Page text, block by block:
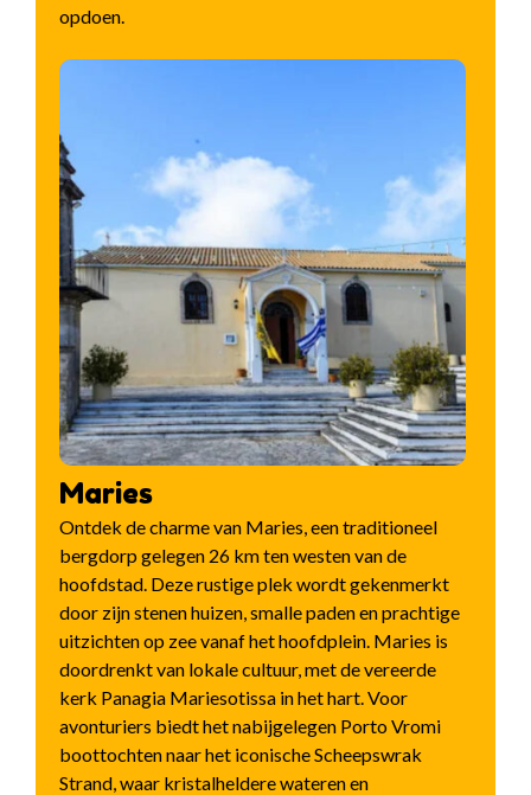
opdoen.
Maries
Ontdek de charme van Maries, een traditioneel
bergdorp gelegen 26 km ten westen van de
hoofdstad. Deze rustige plek wordt gekenmerkt
door zijn stenen huizen, smalle paden en prachtige
uitzichten op zee vanaf het hoofdplein. Maries is
doordrenkt van lokale cultuur, met de vereerde
kerk Panagia Mariesotissa in het hart. Voor
avonturiers biedt het nabijgelegen Porto Vromi
boottochten naar het iconische Scheepswrak
Strand, waar kristalheldere wateren en